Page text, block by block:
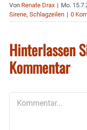
Von Renate Drax | Mo.
Sirene, Schlagzeilen | 0
Hinterlassen
Kommentar